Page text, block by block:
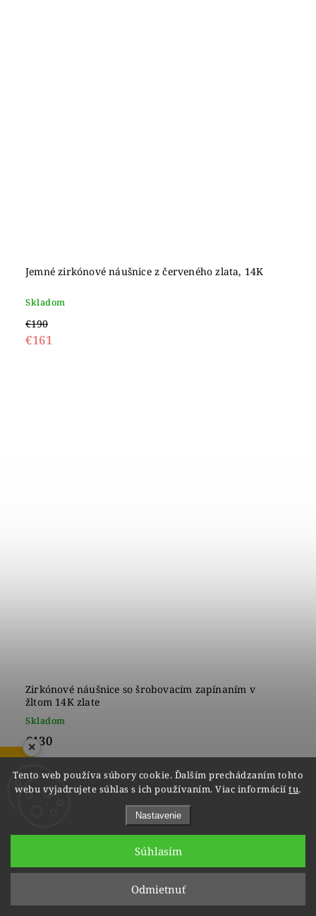
Tento web používa súbory cookie. Ďalším prechádzaním tohto
webu vyjadrujete súhlas s ich používaním. Viac informáciítu.
Nastavenie
Odmietnuť
Súhlasím
Jemné zirkónové náušnice z červeného zlata, 14K
Skladom
€190
€161
Zirkónové náušnice so šrobovacím zapínaním v
žltom 14K zlate
Skladom
€130
1
2
Hore
ZOBRAZIŤ RECENZIE
×